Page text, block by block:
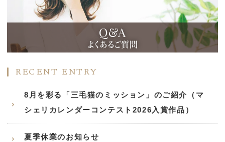
Q&A
よくあるご質問
RECENT ENTRY
8月を彩る「三毛猫のミッション」のご紹介（マ
シェリカレンダーコンテスト2026入賞作品）
夏季休業のお知らせ